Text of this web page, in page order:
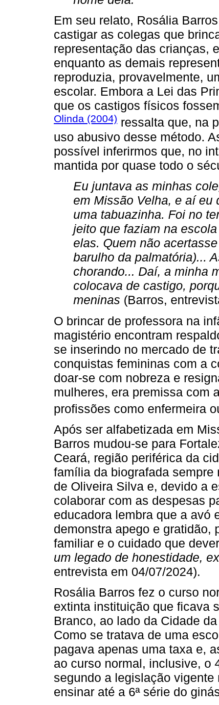
Em seu relato, Rosália
castigar as colegas que
representação das crianças,
enquanto as demais
reproduzia, provavelmente,
escolar. Embora a Lei das
que os castigos físicos
Olinda (2004) ressalta que, na
uso abusivo desse método.
possível inferirmos que, no
mantida por quase todo o
Eu juntava as minhas
em Missão Velha, e aí eu
uma tabuazinha. Foi no
jeito que faziam na
elas. Quem não
barulho da palmatória)...
chorando... Daí, a minha
colocava de castigo,
meninas (Barros,
O brincar de professora na
magistério encontram
se inserindo no mercado de
conquistas femininas com a
doar-se com nobreza e
mulheres, era premissa com
profissões como enfermeira
Após ser alfabetizada em
Barros mudou-se para
Ceará, região periférica da
família da biografada
de Oliveira Silva e, devido a
colaborar com as despesas
educadora lembra que a avó
demonstra apego e gratidão,
familiar e o cuidado que
um legado de honestidade,
entrevista em 04/07/2024).
Rosália Barros fez o curso
extinta instituição que ficava
Branco, ao lado da Cidade
Como se tratava de uma
pagava apenas uma taxa e,
ao curso normal, inclusive, o
segundo a legislação
ensinar até a 6ª série do